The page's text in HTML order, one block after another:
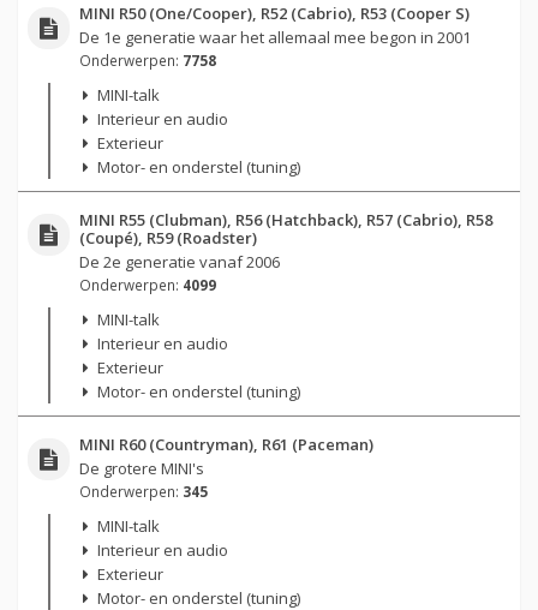
MINI R50 (One/Cooper), R52 (Cabrio), R53 (Cooper S)
De 1e generatie waar het allemaal mee begon in 2001
Onderwerpen: 7758
MINI-talk
Interieur en audio
Exterieur
Motor- en onderstel (tuning)
MINI R55 (Clubman), R56 (Hatchback), R57 (Cabrio), R58
(Coupé), R59 (Roadster)
De 2e generatie vanaf 2006
Onderwerpen: 4099
MINI-talk
Interieur en audio
Exterieur
Motor- en onderstel (tuning)
MINI R60 (Countryman), R61 (Paceman)
De grotere MINI's
Onderwerpen: 345
MINI-talk
Interieur en audio
Exterieur
Motor- en onderstel (tuning)